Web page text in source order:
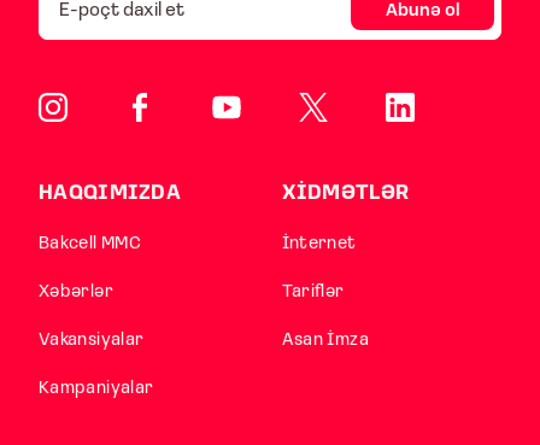
Abunə ol
HAQQIMIZDA
Bakcell MMC
Xəbərlər
Vakansiyalar
Kampaniyalar
XİDMƏTLƏR
İnternet
Tariflər
Asan İmza